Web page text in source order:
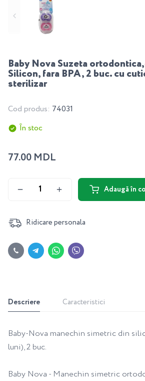
Baby Nova Suzeta
Silicon, fara BPA, 2 buc. cu
sterilizar
Cod produs: 74031
În stoc
77.00 MDL
Adaugă în
Ridicare personala
Descriere Caracteristici
Baby-Nova manechin simetric din
luni), 2 buc.
Baby Nova - Manechin simetric